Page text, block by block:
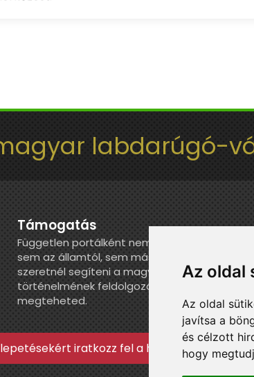
Az oldal
Az oldal
javítsa a
és célzott
hogy
labdarúgó-
Támogatás
Független portálként nem kapunk juttatást
sem az államtól, sem más szervezettől. Ha
szeretnél segíteni a magyar válogatott
történelmének feldolgozásában, itt
megteheted.
iratkozz fel a hírlevélre »